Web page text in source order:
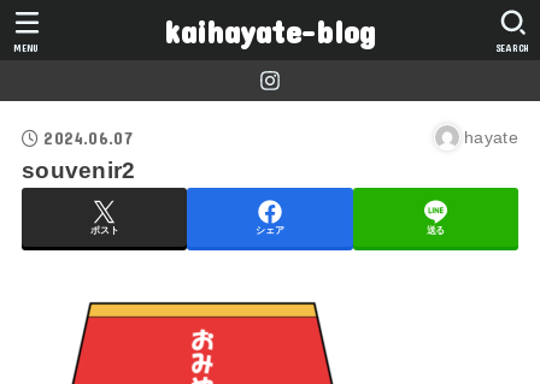
kaihayate-blog SEARCH
MENU
2024.06.07 hayate
souvenir2
ポスト シェア 送る